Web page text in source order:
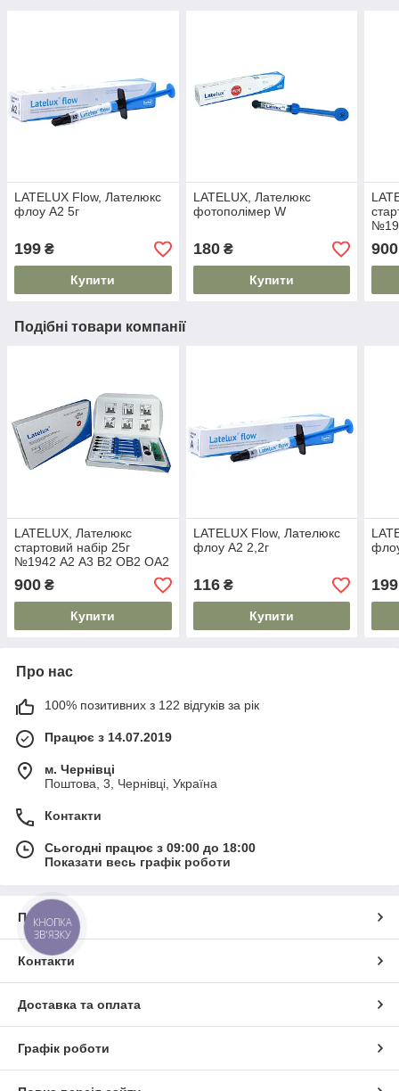
LATELUX Flow, Лателюкс
флоу А2 5г
199 ₴
Купити
LATELUX, Лателюкс
фотополімер W
180₴
Купити
900
Подібні товари компанії
LATELUX, Лателюкс
стартовий набір 25г
№1942 А2 А3 В2 ОВ2 ОА2
900 ₴
Купити
LATELUX Flow, Лателюкс
флоу А2 2,2г
116₴
Купити
199
Про нас
100% позитивних з 122 відгуків за рік
Працює з 14.07.2019
м. Чернівці
Поштова, 3, Чернівці, Україна
Контакти
Сьогодні працює з 09:00 до 18:00
Показати весь графік роботи
Про нас
Контакти
Доставка та оплата
Графік роботи
КНОПКА
ЗВ'ЯЗКУ